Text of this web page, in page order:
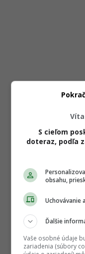
S cieľom
doteraz, podľa
obsahu,
Uchovávanie
Ďalšie
Vaše osobné údaje
zariadenia (súbory